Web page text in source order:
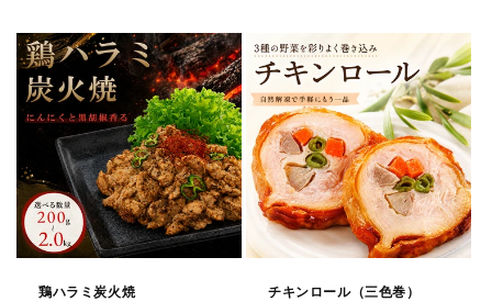
価
格
価
格
鶏ハラミ炭火焼 チキンロール（三色巻）